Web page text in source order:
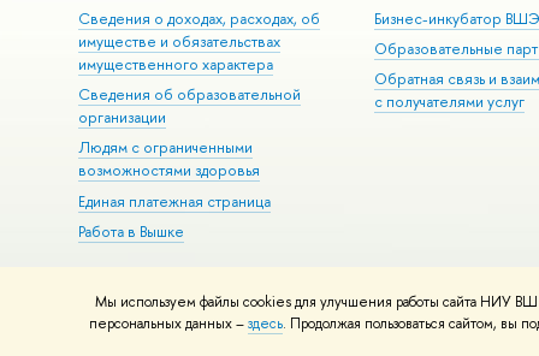
Мы используем файлы cookies для улучшения работы сайта НИУ
персональных данных –здесь. Продолжая пользоваться сайтом, вы
Сведения о доходах, расходах, об
имуществе и обязательствах
имущественного характера
Сведения об образовательной
организации
Людям с ограниченными
возможностями здоровья
Единая платежная страница
Работа в Вышке
Бизнес-инкубатор
Образовательные
Обратная связь и
с получателями услуг
© НИУ ВШЭ 1993–2026 Адреса и контакты Условия
Шрифты HSE Sans и HSE Slab разработаны вШколе дизайна НИУ